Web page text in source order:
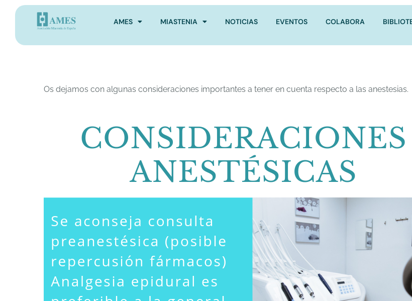
AMES MIASTENIA NOTICIAS EVENTOS COLABORA
Os dejamos con algunas consideraciones importantes a tener en cuenta respecto a las anestesias.